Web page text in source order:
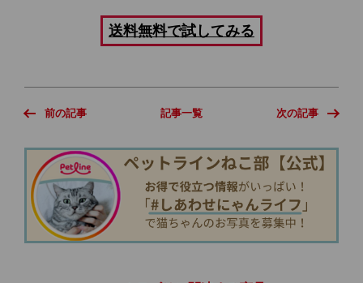
送料無料で試してみる
記事一覧
前の記事 次の記事